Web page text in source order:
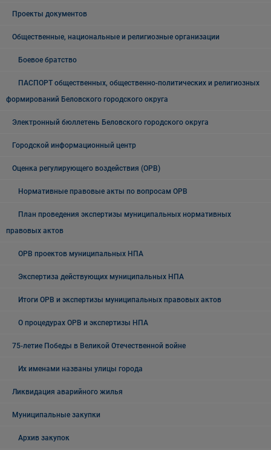
Проекты документов
Общественные, национальные и религиозные организации
Боевое братство
ПАСПОРТ общественных, общественно-политических и религиозных
формирований Беловского городского округа
Электронный бюллетень Беловского городского округа
Городской информационный центр
Оценка регулирующего воздействия (ОРВ)
Нормативные правовые акты по вопросам ОРВ
План проведения экспертизы муниципальных нормативных
правовых актов
ОРВ проектов муниципальных НПА
Экспертиза действующих муниципальных НПА
Итоги ОРВ и экспертизы муниципальных правовых актов
О процедурах ОРВ и экспертизы НПА
75-летие Победы в Великой Отечественной войне
Их именами названы улицы города
Ликвидация аварийного жилья
Муниципальные закупки
Архив закупок